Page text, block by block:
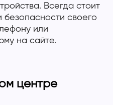
Всегда стоит
безопасности своего
или
на сайте.
центре